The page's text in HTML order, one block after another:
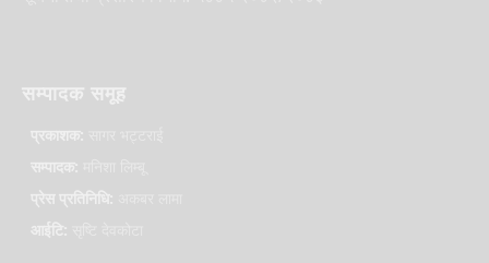
सम्पादक समूह
प्रकाशक:
सम्पादक:
प्रेस प्रतिनिधि:
आईटि: